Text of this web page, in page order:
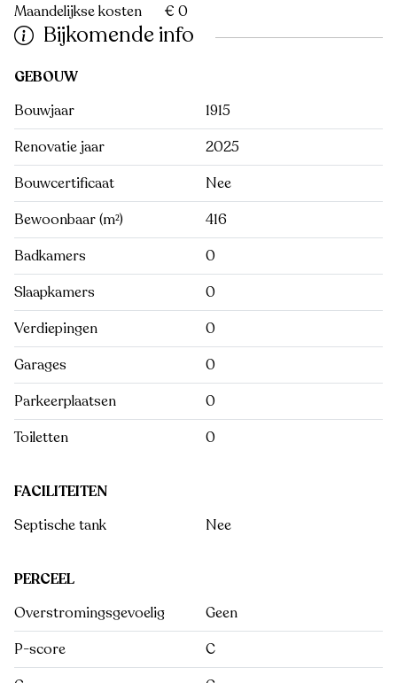
Maandelijkse kosten
€ 0
Bijkomende info
GEBOUW
Bouwjaar
1915
Renovatie jaar
2025
Bouwcertificaat
Nee
Bewoonbaar (m²)
416
Badkamers
0
Slaapkamers
0
Verdiepingen
0
Garages
0
Parkeerplaatsen
0
Toiletten
0
FACILITEITEN
Septische tank
Nee
PERCEEL
Overstromingsgevoelig
Geen
P-score
C